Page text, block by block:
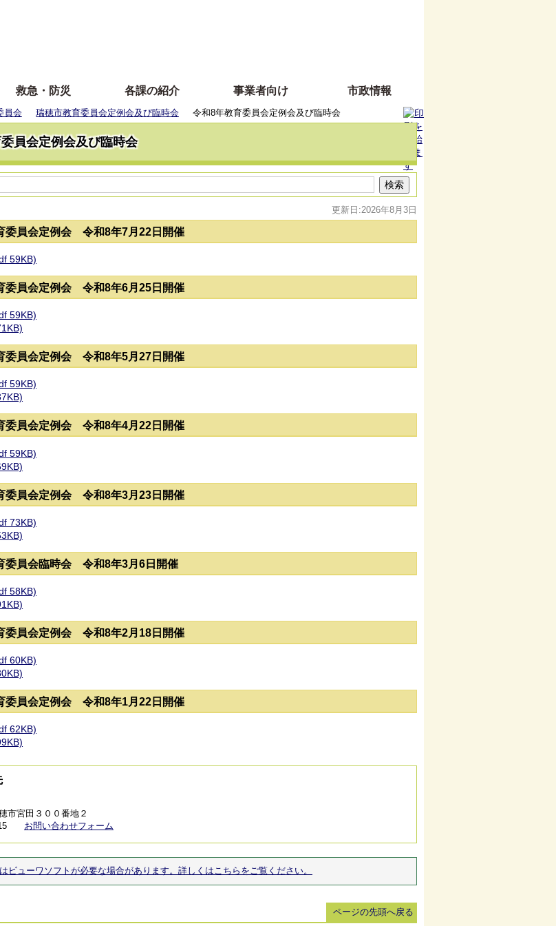
救急・防災 各課の紹介 事業者向け 市政情報
員会 瑞穂市教育委員会定例会及び臨時会 令和8年教育委員会定例会及び臨時会
員会定例会及び臨時会
更新日:2026年8月3日
委員会定例会 令和8年7月22日開催
59KB)
委員会定例会 令和8年6月25日開催
59KB)
委員会定例会 令和8年5月27日開催
59KB)
委員会定例会 令和8年4月22日開催
59KB)
委員会定例会 令和8年3月23日開催
73KB)
委員会臨時会 令和8年3月6日開催
58KB)
委員会定例会 令和8年2月18日開催
60KB)
委員会定例会 令和8年1月22日開催
62KB)
市宮田３００番地２
お問い合わせフォーム
ビューワソフトが必要な場合があります。詳しくはこちらをご覧ください。
ページの先頭へ戻る